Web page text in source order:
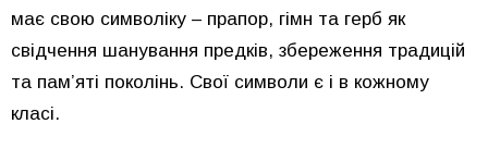
має свою символіку – прапор, гімн та герб як
свідчення шанування предків, збереження традицій
та пам’яті поколінь. Свої символи є і в кожному
класі.